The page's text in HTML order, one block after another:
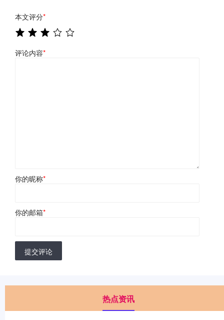
本文评分*
评论内容*
你的昵称*
你的邮箱*
提交评论
热点资讯